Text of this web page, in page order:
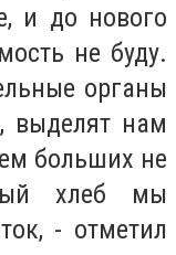
и до нового
не буду.
органы
выделят нам
больших не
хлеб мы
- отметил